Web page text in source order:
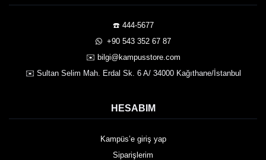
☎️ 444-5677
️ +90 543 352 67 87
✉️ bilgi@kampusstore.com
✉️ Sultan Selim Mah. Erdal Sk. 6 A/ 34000 Kağıthane/İstanbul
HESABIM
Kampüs’e giriş yap
Siparişlerim